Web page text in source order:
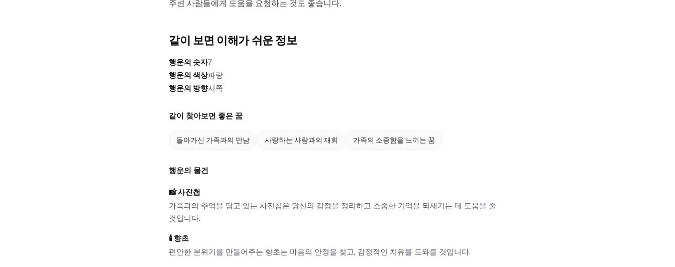
주변 사람들에게 도움을 요청하는 것도 좋습니다.
같이 보면 이해가 쉬운 정보
행운의 숫자7
행운의 색상파랑
행운의 방향서쪽
같이 찾아보면 좋은 꿈
돌아가신 가족과의 만남 사랑하는 사람과의 재회 가족의 소중함을 느끼는 꿈
행운의 물건
📸사진첩
가족과의 추억을 담고 있는 사진첩은 당신의 감정을 정리하고 소중한 기억을 되새기는 데 도움을 줄
것입니다.
🕯️ 향초
편안한 분위기를 만들어주는 향초는 마음의 안정을 찾고, 감정적인 치유를 도와줄 것입니다.